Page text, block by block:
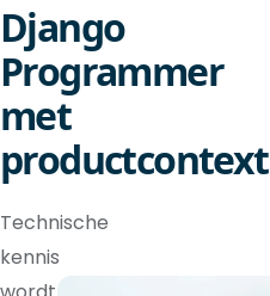
Django
Programmer
met
productcontext
Technische
kennis